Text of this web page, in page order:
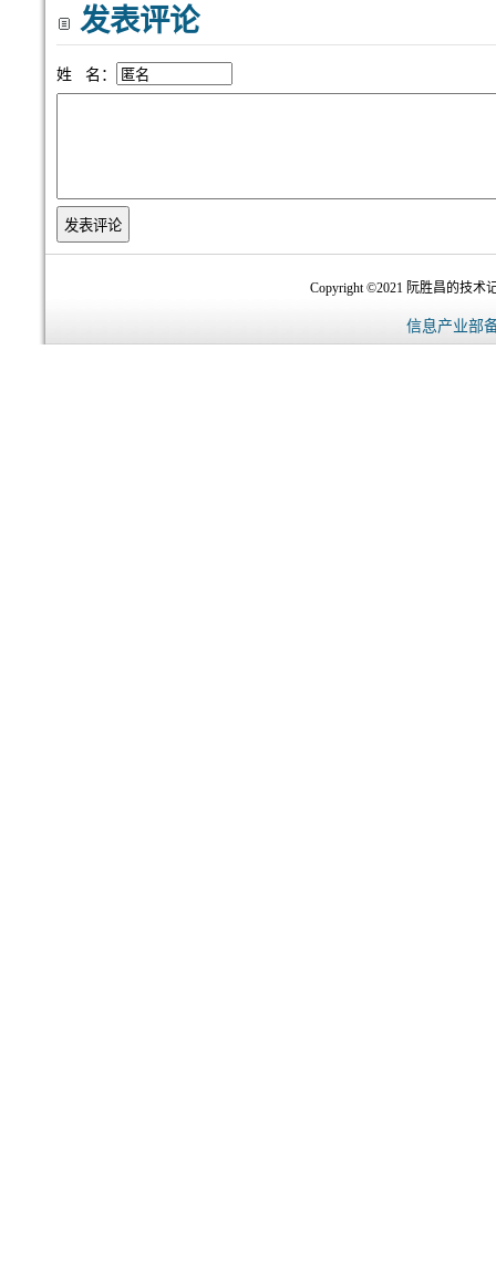
发表评论
姓 名：
Copyright ©2021 阮胜昌的技术
信息产业部